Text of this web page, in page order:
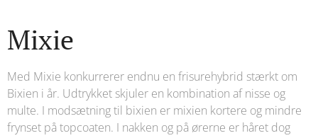
Mixie
Med Mixie konkurrerer endnu en frisurehybrid stærkt om
Bixien i år. Udtrykket skjuler en kombination af nisse og
multe. I modsætning til bixien er mixien kortere og mindre
frynset på topcoaten. I nakken og på ørerne er håret dog